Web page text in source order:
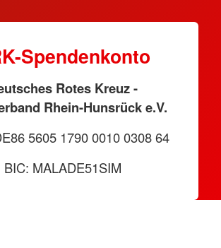
Spendenkonto
Rotes Kreuz -
Rhein-Hunsrück e.V.
5605 1790 0010 0308 64
BIC: MALADE51SIM